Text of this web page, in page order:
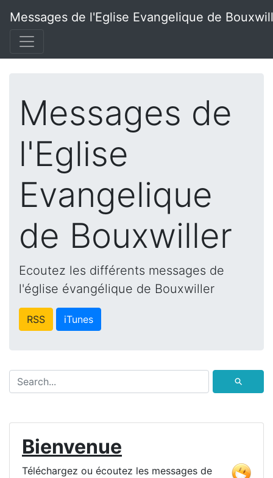
Messages de l'Eglise Evangelique de
Messages de
l'Eglise
Evangelique
de Bouxwiller
Ecoutez les différents messages de
l'église évangélique de Bouxwiller
RSS iTunes
⚲
Bienvenue
Téléchargez ou écoutez les messages de